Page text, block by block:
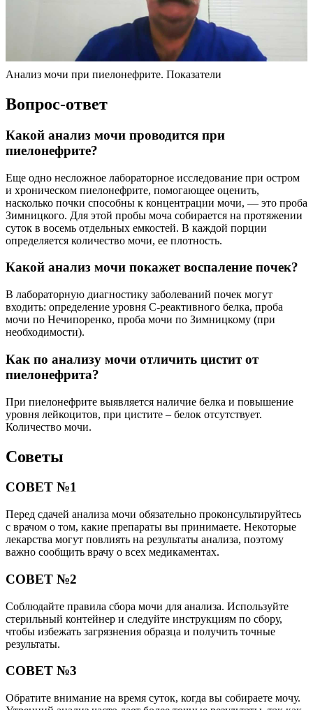
Анализ мочи при пиелонефрите. Показатели
Вопрос-ответ
Какой анализ мочи проводится при
пиелонефрите?
Еще одно несложное лабораторное исследование при остром
и хроническом пиелонефрите, помогающее оценить,
насколько почки способны к концентрации мочи, — это проба
Зимницкого. Для этой пробы моча собирается на протяжении
суток в восемь отдельных емкостей. В каждой порции
определяется количество мочи, ее плотность.
Какой анализ мочи покажет воспаление почек?
В лабораторную диагностику заболеваний почек могут
входить: определение уровня C-реактивного белка, проба
мочи по Нечипоренко, проба мочи по Зимницкому (при
необходимости).
Как по анализу мочи отличить цистит от
пиелонефрита?
При пиелонефрите выявляется наличие белка и повышение
уровня лейкоцитов, при цистите – белок отсутствует.
Количество мочи.
Советы
СОВЕТ №1
Перед сдачей анализа мочи обязательно проконсультируйтесь
с врачом о том, какие препараты вы принимаете. Некоторые
лекарства могут повлиять на результаты анализа, поэтому
важно сообщить врачу о всех медикаментах.
СОВЕТ №2
Соблюдайте правила сбора мочи для анализа. Используйте
стерильный контейнер и следуйте инструкциям по сбору,
чтобы избежать загрязнения образца и получить точные
результаты.
СОВЕТ №3
Обратите внимание на время суток, когда вы собираете мочу.